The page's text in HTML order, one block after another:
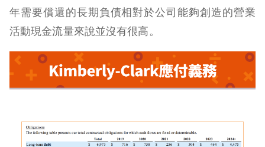
年需要償還的長期負債相對於公司能夠創造的營業
活動現金流量來說並沒有很高。